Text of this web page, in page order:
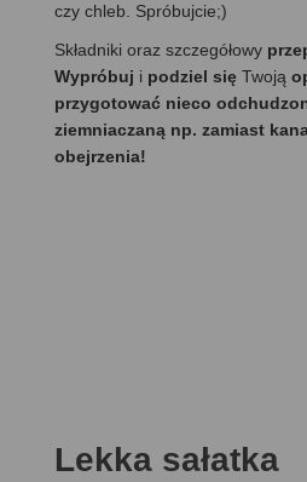
czy chleb. Spróbujcie;)
Składniki oraz szczegółowy
Wypróbuj i podziel się Twoją
przygotować nieco
ziemniaczaną np. zamiast
obejrzenia!
Lekka sałatka